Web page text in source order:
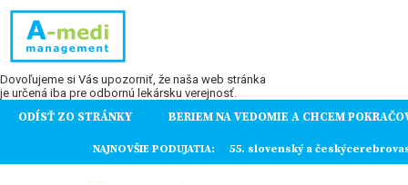
Dovoľujeme si Vás upozorniť, že naša web stránka
je určená iba pre odbornú lekársku verejnosť.
ODÍSŤ ZO STRÁNKY BERIEM NA VEDOMIE A CHCEM
NAJNOVŠIE PODUJATIA: 55. slovenský a